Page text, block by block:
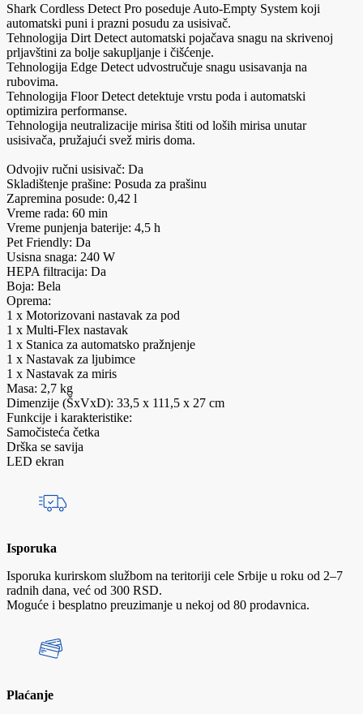
Shark Cordless Detect Pro poseduje Auto-Empty System koji
automatski puni i prazni posudu za usisivač.
Tehnologija Dirt Detect automatski pojačava snagu na skrivenoj
prljavštini za bolje sakupljanje i čišćenje.
Tehnologija Edge Detect udvostručuje snagu usisavanja na
rubovima.
Tehnologija Floor Detect detektuje vrstu poda i automatski
optimizira performanse.
Tehnologija neutralizacije mirisa štiti od loših mirisa unutar
usisivača, pružajući svež miris doma.
Odvojiv ručni usisivač: Da
Skladištenje prašine: Posuda za prašinu
Zapremina posude: 0,42 l
Vreme rada: 60 min
Vreme punjenja baterije: 4,5 h
Pet Friendly: Da
Usisna snaga: 240 W
HEPA filtracija: Da
Boja: Bela
Oprema:
1 x Motorizovani nastavak za pod
1 x Multi-Flex nastavak
1 x Stanica za automatsko pražnjenje
1 x Nastavak za ljubimce
1 x Nastavak za miris
Masa: 2,7 kg
Dimenzije (ŠxVxD): 33,5 x 111,5 x 27 cm
Funkcije i karakteristike:
Samočisteća četka
Drška se savija
LED ekran
Isporuka
Isporuka kurirskom službom na teritoriji cele Srbije u roku od 2–7
radnih dana, već od 300 RSD.
Moguće i besplatno preuzimanje u nekoj od 80 prodavnica.
Plaćanje